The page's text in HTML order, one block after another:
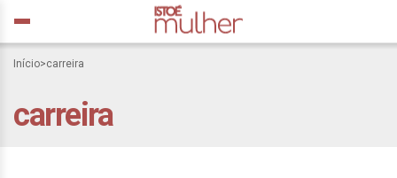
Início>carreira
carreira
A educação como ação